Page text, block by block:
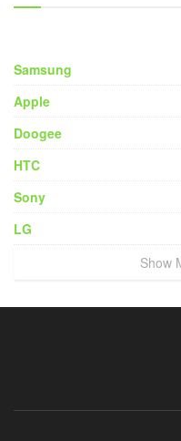
Samsung
Apple
Doogee
HTC
Sony
LG
Show